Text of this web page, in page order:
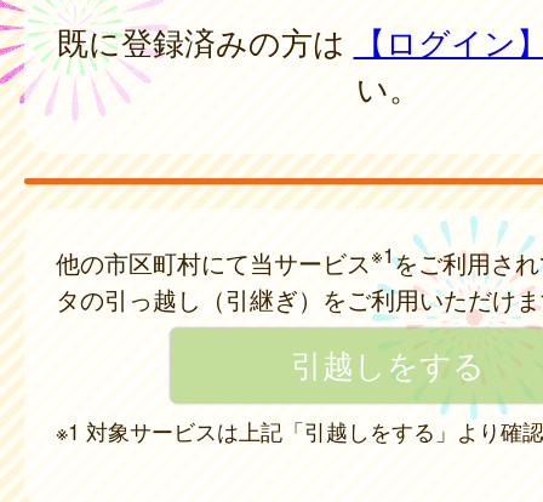
既に登録済みの方は
【ログイン
い。
他の市区町村にて当サービス※1をご利用さ
タの引っ越し（引継ぎ）をご利用いただけ
※1 対象サービスは上記「引越しをする」より確